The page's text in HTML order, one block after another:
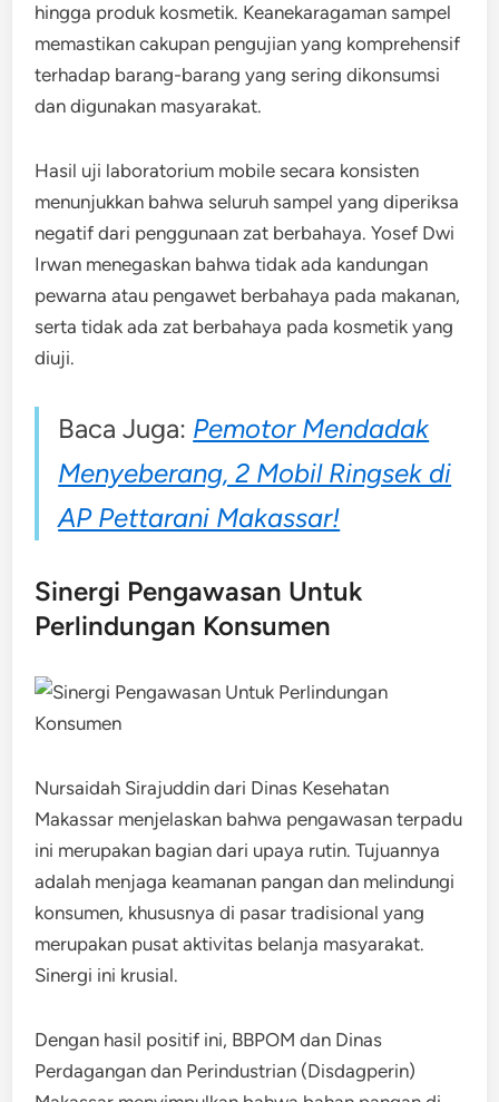
hingga produk kosmetik. Keanekaragaman sampel
memastikan cakupan pengujian yang komprehensif
terhadap barang-barang yang sering dikonsumsi
dan digunakan masyarakat.
Hasil uji laboratorium mobile secara konsisten
menunjukkan bahwa seluruh sampel yang diperiksa
negatif dari penggunaan zat berbahaya. ​Yosef Dwi
Irwan menegaskan bahwa tidak ada kandungan
pewarna atau pengawet berbahaya pada makanan,
serta tidak ada zat berbahaya pada kosmetik yang
diuji.​
Baca Juga: Pemotor Mendadak
Menyeberang, 2 Mobil Ringsek di
AP Pettarani Makassar!
Sinergi Pengawasan Untuk
Perlindungan Konsumen
Nursaidah Sirajuddin dari Dinas Kesehatan
Makassar menjelaskan bahwa pengawasan terpadu
ini merupakan bagian dari upaya rutin. Tujuannya
adalah menjaga keamanan pangan dan melindungi
konsumen, khususnya di pasar tradisional yang
merupakan pusat aktivitas belanja masyarakat.
Sinergi ini krusial.
Dengan hasil positif ini, BBPOM dan Dinas
Perdagangan dan Perindustrian (Disdagperin)